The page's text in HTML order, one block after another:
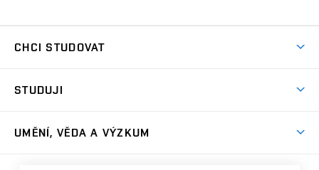
CHCI STUDOVAT
Přijímačky
Dny otevřených dveří
STUDUJI
UMĚNÍ, VĚDA A VÝZKUM